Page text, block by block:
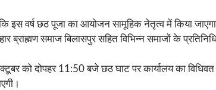
कि इस वर्ष छठ पूजा का आयोजन सामूहिक नेतृत्व में किया
ब्राह्मण समाज बिलासपुर सहित विभिन्न समाजों के
को दोपहर 11:50 बजे छठ घाट पर कार्यालय का